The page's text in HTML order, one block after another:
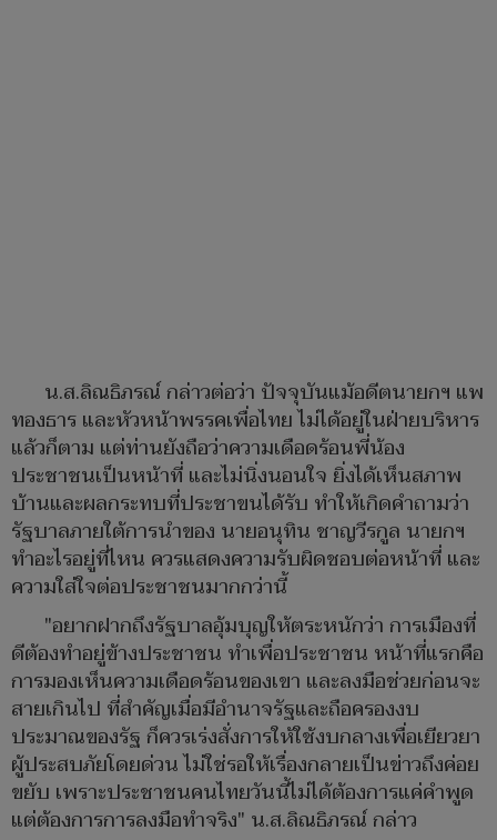
น.ส.ลิณธิภรณ์ กล่าวต่อว่า ปัจจุบันแม้อดีตนายกฯ แพ
ทองธาร และหัวหน้าพรรคเพื่อไทย ไม่ได้อยู่ในฝ่ายบริหาร
แล้วก็ตาม แต่ท่านยังถือว่าความเดือดร้อนพี่น้อง
ประชาชนเป็นหน้าที่ และไม่นิ่งนอนใจ ยิ่งได้เห็นสภาพ
บ้านและผลกระทบที่ประชาขนได้รับ ทำให้เกิดคำถามว่า
รัฐบาลภายใต้การนำของ นายอนุทิน ชาญวีรกูล นายกฯ
ทำอะไรอยู่ที่ไหน ควรแสดงความรับผิดชอบต่อหน้าที่ และ
ความใส่ใจต่อประชาชนมากกว่านี้
"อยากฝากถึงรัฐบาลอุ้มบุญให้ตระหนักว่า การเมืองที่
ดีต้องทำอยู่ข้างประชาชน ทำเพื่อประชาชน หน้าที่แรกคือ
การมองเห็นความเดือดร้อนของเขา และลงมือช่วยก่อนจะ
สายเกินไป ที่สำคัญเมื่อมีอำนาจรัฐและถือครองงบ
ประมาณของรัฐ ก็ควรเร่งสั่งการให้ใช้งบกลางเพื่อเยียวยา
ผู้ประสบภัยโดยด่วน ไม่ใช่รอให้เรื่องกลายเป็นข่าวถึงค่อย
ขยับ เพราะประชาชนคนไทยวันนี้ไม่ได้ต้องการแค่คำพูด
แต่ต้องการการลงมือทำจริง" น.ส.ลิณธิภรณ์ กล่าว